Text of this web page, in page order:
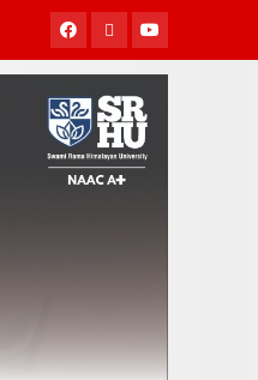
Facebook
TwitterYoutube